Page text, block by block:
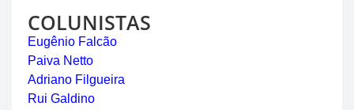
COLUNISTAS
Eugênio Falcão
Paiva Netto
Adriano Filgueira
Rui Galdino